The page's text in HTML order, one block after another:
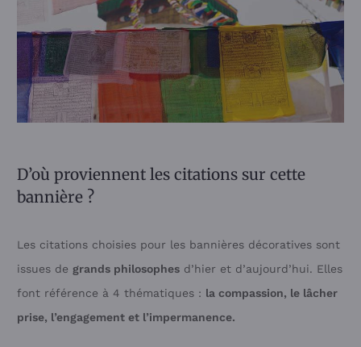
D’où proviennent les citations sur cette
bannière ?
Les citations choisies pour les bannières décoratives sont
issues de grands philosophes d’hier et d’aujourd’hui. Elles
font référence à 4 thématiques : la compassion, le lâcher
prise, l’engagement et l’impermanence.